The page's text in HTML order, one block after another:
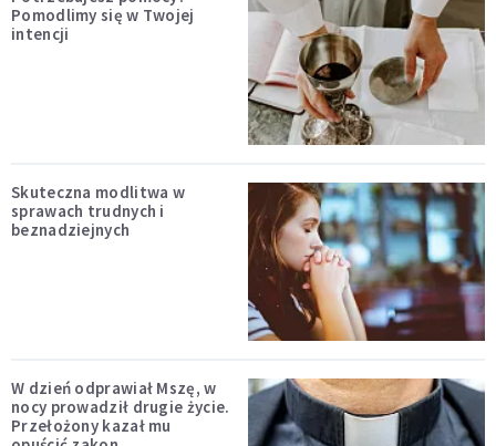
Pomodlimy się w Twojej
intencji
Skuteczna modlitwa w
sprawach trudnych i
beznadziejnych
W dzień odprawiał Mszę, w
nocy prowadził drugie życie.
Przełożony kazał mu